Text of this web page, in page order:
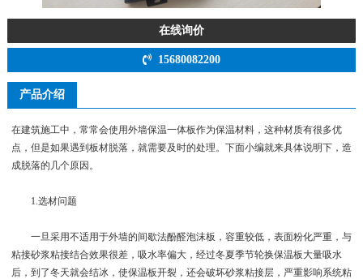
在线询价
15680082200
产品介绍
在建筑施工中，常常会使用外墙保温一体板作为保温材料，这种材质有很多优
点，但是如果遇到板材脱落，就需要及时的处理。下面小编就来具体说明下，造
成脱落的几个原因。
1.选材问题
一旦采用不适用于外墙的间歇法酚醛泡沫板，容重较低，表面粉化严重，与
粘接砂浆粘接结合效果很差，吸水率偏大，经过冬夏季节轮换保温板大量吸水
后，到了冬天就会结冰，使保温板开裂，还会破坏砂浆粘接层，严重影响系统粘